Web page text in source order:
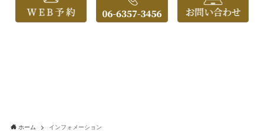
ホーム インフォメーション